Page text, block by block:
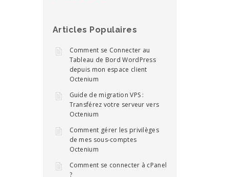
Articles Populaires
Comment se Connecter au
Tableau de Bord WordPress
depuis mon espace client
Octenium
Guide de migration VPS :
Transférez votre serveur vers
Octenium
Comment gérer les privilèges
de mes sous-comptes
Octenium
Comment se connecter à cPanel
?